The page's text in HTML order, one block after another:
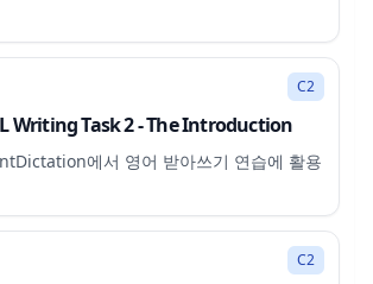
15:03
C2
Writing Task 2 - The Introduction
에서 영어 받아쓰기 연습에 활용
9:47
C2